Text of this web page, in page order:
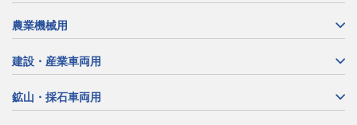
農業機械用
建設・産業車両用
鉱山・採石車両用